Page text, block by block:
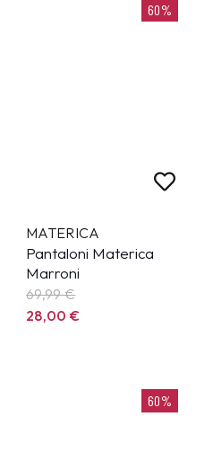
60%
MATERICA
Pantaloni Materica
Marroni
69,99€
28,00€
60%